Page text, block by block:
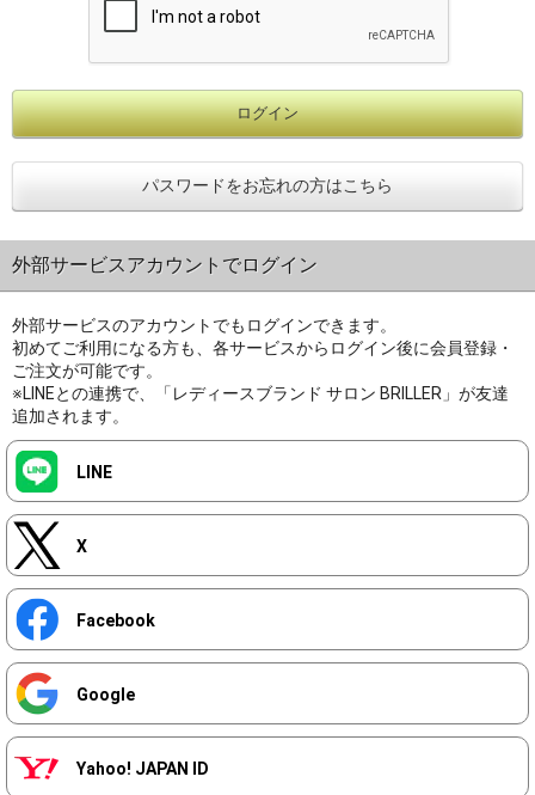
パスワードをお忘れの方はこちら
外部サービスアカウントでログイン
外部サービスのアカウントでもログインできます。
初めてご利用になる方も、各サービスからログイン後に会員登録・
ご注文が可能です。
※LINEとの連携で、「レディースブランド サロン BRILLER」が友達
追加されます。
LINE
X
Facebook
Google
Yahoo! JAPAN ID